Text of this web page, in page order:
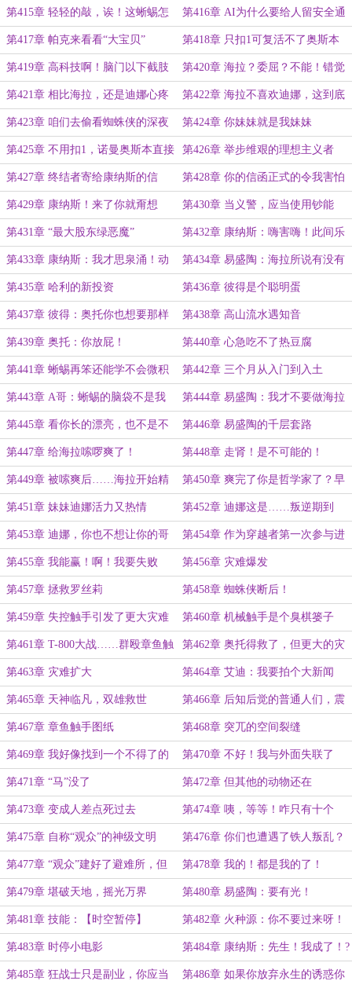
棍
第415章 轻轻的敲，诶！这蜥蜴怎
么冒泡了？
第416章 AI为什么要给人留安全通
道？
第417章 帕克来看看“大宝贝” 第418章 只扣1可复活不了奥斯本
第419章 高科技啊！脑门以下截肢 第420章 海拉？委屈？不能！错觉
而已！
第421章 相比海拉，还是迪娜心疼
geigei！
第422章 海拉不喜欢迪娜，这到底
是为什么呢？
第423章 咱们去偷看蜘蛛侠的深夜
约会吧！
第424章 你妹妹就是我妹妹
第425章 不用扣1，诺曼奥斯本直接
复活
第426章 举步维艰的理想主义者
——康纳斯
第427章 终结者寄给康纳斯的信 第428章 你的信函正式的令我害怕
第429章 康纳斯！来了你就甭想
走！
第430章 当义警，应当使用钞能
力！
第431章 “最大股东绿恶魔” 第432章 康纳斯：嗨害嗨！此间乐
不思蜀！
第433章 康纳斯：我才思泉涌！动
力爆棚！
第434章 易盛陶：海拉所说有没有
道理？
第435章 哈利的新投资 第436章 彼得是个聪明蛋
第437章 彼得：奥托你也想要那样
的投资吗？
第438章 高山流水遇知音
第439章 奥托：你放屁！ 第440章 心急吃不了热豆腐
第441章 蜥蜴再笨还能学不会微积
分吗？
第442章 三个月从入门到入土
第443章 A哥：蜥蜴的脑袋不是我
打坏的！
第444章 易盛陶：我才不要做海拉
的男宠
第445章 看你长的漂亮，也不是不
行
第446章 易盛陶的千层套路
第447章 给海拉嗦啰爽了！ 第448章 走肾！是不可能的！
第449章 被嗦爽后……海拉开始精
神胜利法……
第450章 爽完了你是哲学家了？早
干嘛去了！
第451章 妹妹迪娜活力又热情 第452章 迪娜这是……叛逆期到
了？
第453章 迪娜，你也不想让你的哥
哥……为难吧
第454章 作为穿越者第一次参与进
剧情的迪娜
第455章 我能赢！啊！我要失败
了！
第456章 灾难爆发
第457章 拯救罗丝莉 第458章 蜘蛛侠断后！
第459章 失控触手引发了更大灾难 第460章 机械触手是个臭棋篓子
第461章 T-800大战……群殴章鱼触
手
第462章 奥托得救了，但更大的灾
难降临
第463章 灾难扩大 第464章 艾迪：我要拍个大新闻
第465章 天神临凡，双雄救世 第466章 后知后觉的普通人们，震
惊
第467章 章鱼触手图纸 第468章 突兀的空间裂缝
第469章 我好像找到一个不得了的
地方
第470章 不好！我与外面失联了
第471章 “马”没了 第472章 但其他的动物还在
第473章 变成人差点死过去 第474章 咦，等等！咋只有十个
呢？
第475章 自称“观众”的神级文明 第476章 你们也遭遇了铁人叛乱？
第477章 “观众”建好了避难所，但
他们没来
第478章 我的！都是我的了！
第479章 堪破天地，摇光万界 第480章 易盛陶：要有光！
第481章 技能：【时空暂停】 第482章 火种源：你不要过来呀！
第483章 时停小电影 第484章 康纳斯：先生！我成了！?
（?????）?
第485章 狂战士只是副业，你应当 第486章 如果你放弃永生的诱惑你